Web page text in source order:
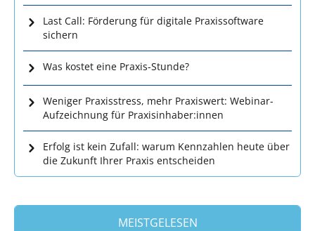
Last Call: Förderung für digitale Praxissoftware
sichern
Was kostet eine Praxis-Stunde?
Weniger Praxisstress, mehr Praxiswert: Webinar-
Aufzeichnung für Praxisinhaber:innen
Erfolg ist kein Zufall: warum Kennzahlen heute über
die Zukunft Ihrer Praxis entscheiden
MEISTGELESEN